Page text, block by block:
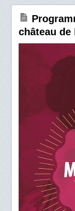
château de